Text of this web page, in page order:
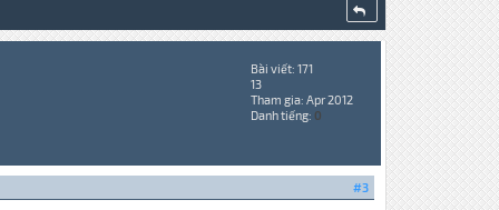
Bài viết: 171
13
Tham gia: Apr 2012
Danh tiếng: 0
#3